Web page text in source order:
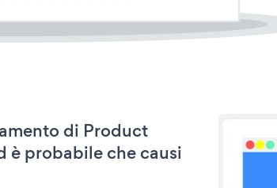
di Product
è probabile che causi